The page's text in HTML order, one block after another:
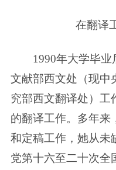
在翻译
1990年大学毕
文献部西文处（现中
究部西文翻译处）工
的翻译工作。多年来
和定稿工作，她从未
党第十六至二十次全